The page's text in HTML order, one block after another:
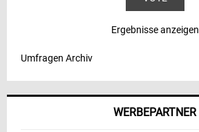
Ergebnisse anzeigen
Umfragen Archiv
WERBEPARTNER